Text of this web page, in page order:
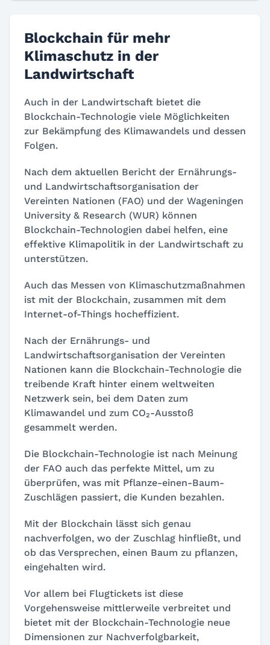
Blockchain für mehr
Klimaschutz in der
Landwirtschaft
Auch in der Landwirtschaft bietet die
Blockchain-Technologie viele Möglichkeiten
zur Bekämpfung des Klimawandels und dessen
Folgen.
Nach dem aktuellen Bericht der Ernährungs-
und Landwirtschaftsorganisation der
Vereinten Nationen (FAO) und der Wageningen
University & Research (WUR) können
Blockchain-Technologien dabei helfen, eine
effektive Klimapolitik in der Landwirtschaft zu
unterstützen.
Auch das Messen von Klimaschutzmaßnahmen
ist mit der Blockchain, zusammen mit dem
Internet-of-Things hocheffizient.
Nach der Ernährungs- und
Landwirtschaftsorganisation der Vereinten
Nationen kann die Blockchain-Technologie die
treibende Kraft hinter einem weltweiten
Netzwerk sein, bei dem Daten zum
Klimawandel und zum CO₂-Ausstoß
gesammelt werden.
Die Blockchain-Technologie ist nach Meinung
der FAO auch das perfekte Mittel, um zu
überprüfen, was mit Pflanze-einen-Baum-
Zuschlägen passiert, die Kunden bezahlen.
Mit der Blockchain lässt sich genau
nachverfolgen, wo der Zuschlag hinfließt, und
ob das Versprechen, einen Baum zu pflanzen,
eingehalten wird.
Vor allem bei Flugtickets ist diese
Vorgehensweise mittlerweile verbreitet und
bietet mit der Blockchain-Technologie neue
Dimensionen zur Nachverfolgbarkeit,